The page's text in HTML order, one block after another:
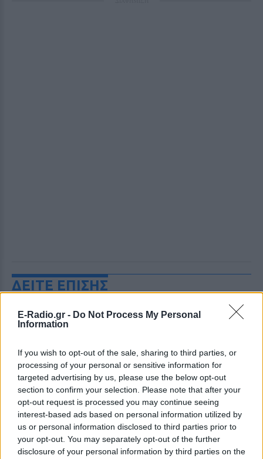
E-Radio.gr - Do Not Process My Personal
Information
If you wish to opt-out of the sale, sharing to third parties, or
processing of your personal or sensitive information for
targeted advertising by us, please use the below opt-out
section to confirm your selection. Please note that after your
opt-out request is processed you may continue seeing
interest-based ads based on personal information utilized by
us or personal information disclosed to third parties prior to
your opt-out. You may separately opt-out of the further
disclosure of your personal information by third parties on the
ΔΕΙΤΕ ΕΠΙΣΗΣ
ΣΤΗΝ ΙΔΙΑ ΚΑΤΗΓΟΡΙΑ
19χρονο να οδηγείται με τη βία
για επιστράτευση ‑ Τι είναι το
«busification»
ΣΉΜΕΡΑ
Βίντεο που φέρεται να δείχνει βίαιη
μεταφορά άνδρα για στρατιωτική
επιστράτευση στην Ουκρανία
επαναφέρει τη συζήτηση για το λεγόμενο
«busification».